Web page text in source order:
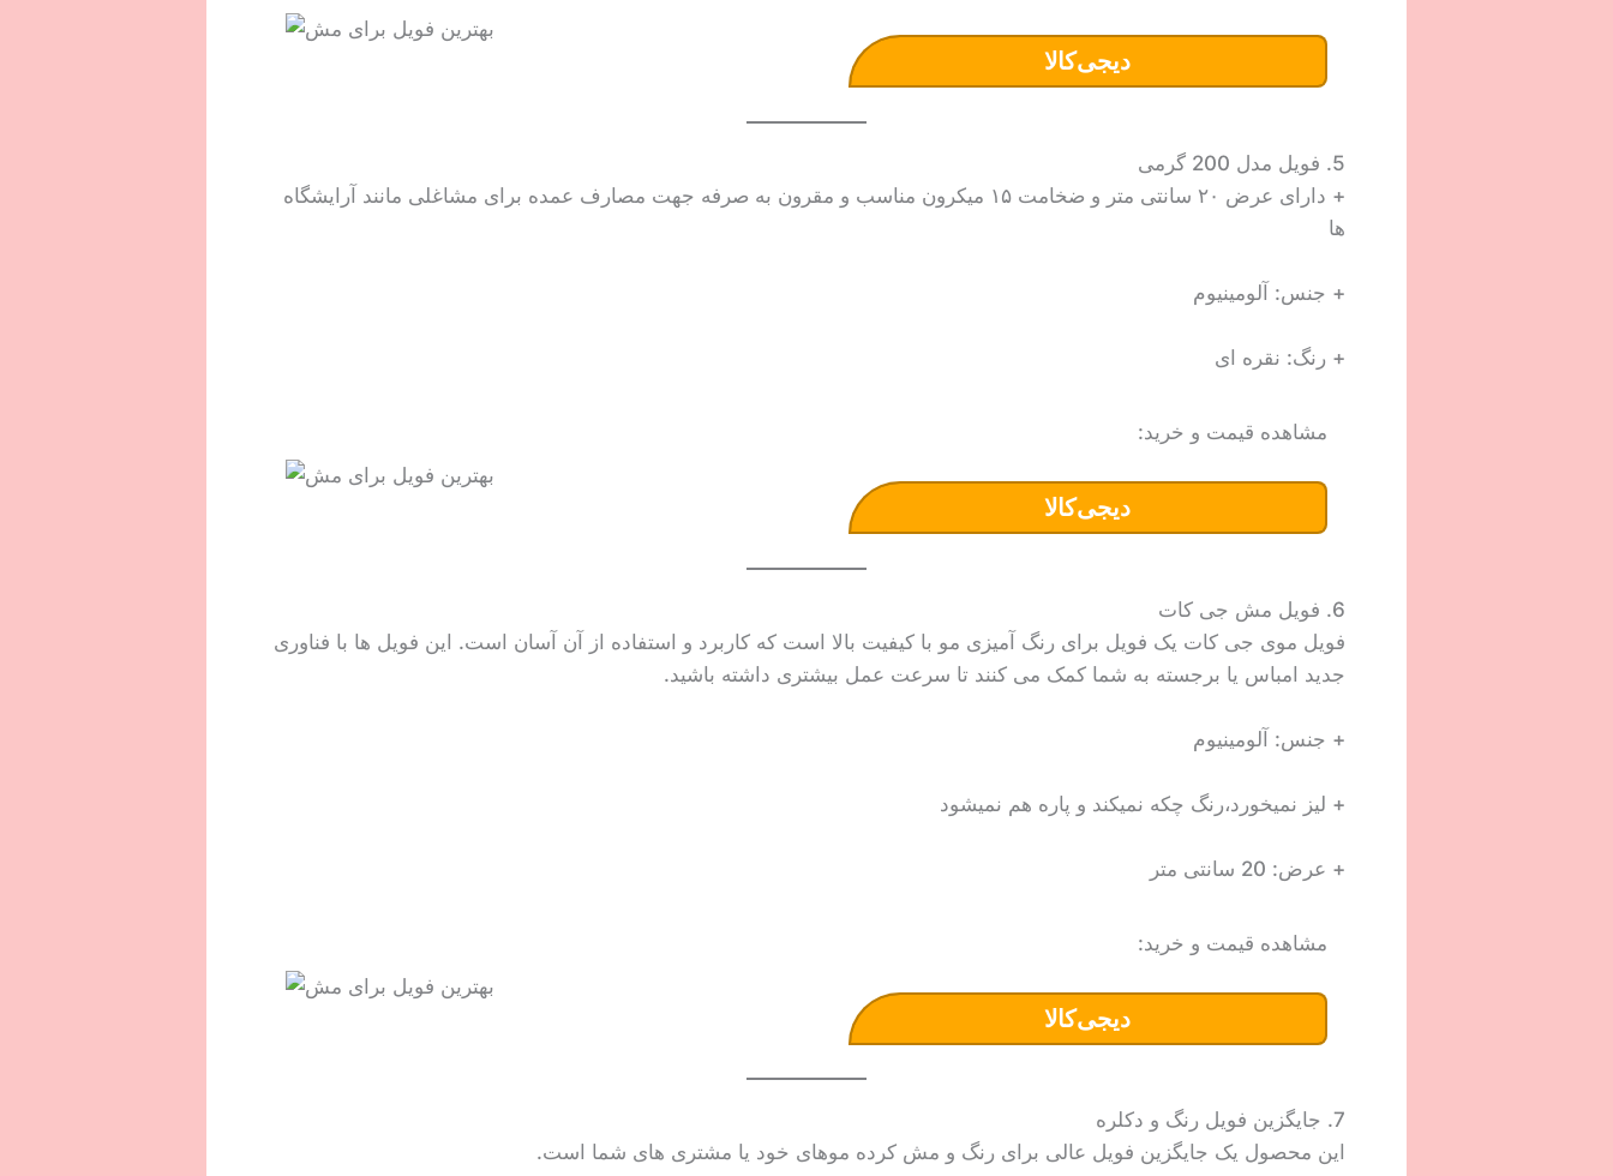
دیجی‌کالا
5. فویل مدل 200 گرمی
+ دارای عرض ۲۰ سانتی متر و ضخامت ۱۵ میکرون مناسب و مقرون به صرفه جهت مصارف عمده برای مشاغلی مانند آرایشگاه
ها
+ جنس: آلومینیوم
+ رنگ: نقره ای
مشاهده قیمت و خرید:
دیجی‌کالا
6. فویل مش جی کات
فویل موی جی کات یک فویل برای رنگ آمیزی مو با کیفیت بالا است که کاربرد و استفاده از آن آسان است. این فویل ها با فناوری
جدید امباس یا برجسته به شما کمک می کنند تا سرعت عمل بیشتری داشته باشید.
+ جنس: آلومینیوم
+ لیز نمیخورد،رنگ چکه نمیکند و پاره هم نمیشود
+ عرض: 20 سانتی متر
مشاهده قیمت و خرید:
دیجی‌کالا
7. جایگزین فویل رنگ و دکلره
این محصول یک جایگزین فویل عالی برای رنگ و مش کرده موهای خود یا مشتری های شما است.